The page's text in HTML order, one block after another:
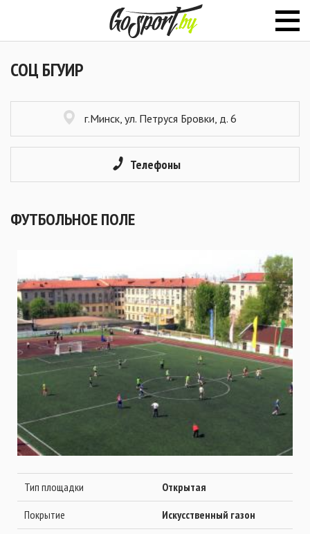
СОЦ БГУИР
г.Минск, ул. Петруся Бровки, д. 6
Телефоны
ФУТБОЛЬНОЕ ПОЛЕ
Тип площадки
Открытая
Покрытие
Искусственный газон